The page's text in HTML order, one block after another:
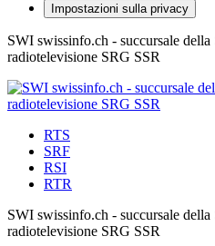
Impostazioni sulla privacy
SWI swissinfo.ch - succursale della
radiotelevisione SRG SSR
RTS
SRF
RSI
RTR
SWI swissinfo.ch - succursale della
radiotelevisione SRG SSR